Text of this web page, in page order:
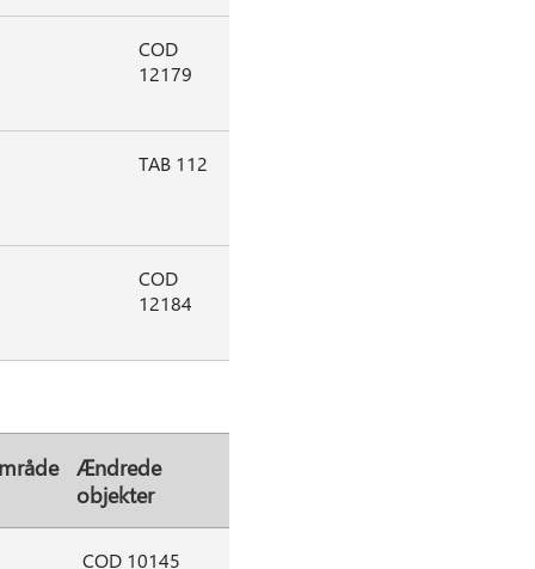
COD
12179
TAB 112
COD
12184
Ændrede
objekter
COD 10145